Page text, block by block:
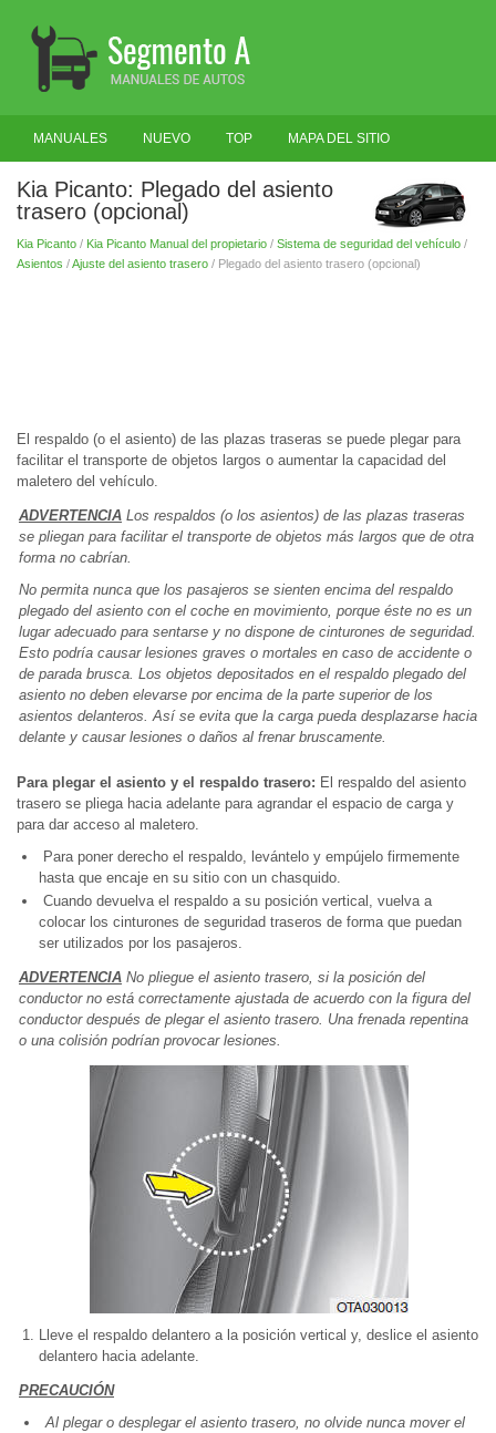
MANUALES NUEVO TOP MAPA DEL SITIO
BUSCAR
Kia Picanto: Plegado del asiento
trasero (opcional)
Kia Picanto / Kia Picanto Manual del propietario / Sistema de seguridad del vehículo /
Asientos /Ajuste del asiento trasero / Plegado del asiento trasero (opcional)
El respaldo (o el asiento) de las plazas traseras se puede plegar para
facilitar el transporte de objetos largos o aumentar la capacidad del
maletero del vehículo.
ADVERTENCIA Los respaldos (o los asientos) de las plazas traseras
se pliegan para facilitar el transporte de objetos más largos que de otra
forma no cabrían.
No permita nunca que los pasajeros se sienten encima del respaldo
plegado del asiento con el coche en movimiento, porque éste no es un
lugar adecuado para sentarse y no dispone de cinturones de seguridad.
Esto podría causar lesiones graves o mortales en caso de accidente o
de parada brusca. Los objetos depositados en el respaldo plegado del
asiento no deben elevarse por encima de la parte superior de los
asientos delanteros. Así se evita que la carga pueda desplazarse hacia
delante y causar lesiones o daños al frenar bruscamente.
Para plegar el asiento y el respaldo trasero: El respaldo del asiento
trasero se pliega hacia adelante para agrandar el espacio de carga y
para dar acceso al maletero.
Para poner derecho el respaldo, levántelo y empújelo firmemente
hasta que encaje en su sitio con un chasquido.
Cuando devuelva el respaldo a su posición vertical, vuelva a
colocar los cinturones de seguridad traseros de forma que puedan
ser utilizados por los pasajeros.
ADVERTENCIA No pliegue el asiento trasero, si la posición del
conductor no está correctamente ajustada de acuerdo con la figura del
conductor después de plegar el asiento trasero. Una frenada repentina
o una colisión podrían provocar lesiones.
Lleve el respaldo delantero a la posición vertical y, deslice el asiento
delantero hacia adelante.
PRECAUCIÓN
Al plegar o desplegar el asiento trasero, no olvide nunca mover el